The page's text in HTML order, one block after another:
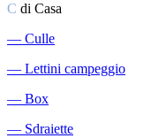
C di Casa
― Culle
― Lettini campeggio
― Box
― Sdraiette